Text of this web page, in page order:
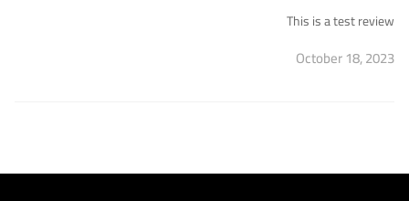
This is a test review
October 18, 2023